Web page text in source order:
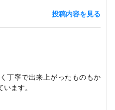
投稿内容を見る
丁寧で出来上がったものもか
ます。